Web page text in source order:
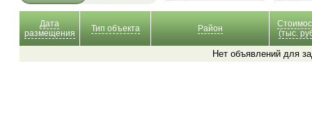
Дата
размещения
Тип объекта Район
(тыс.
Нет объявлений для